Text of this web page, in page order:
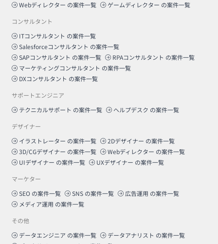
Webディレクター の案件一覧 ゲームディレクター の案件一覧
コンサルタント
ITコンサルタント の案件一覧
Salesforceコンサルタント の案件一覧
SAPコンサルタント の案件一覧 RPAコンサルタント の案件一覧
マーケティングコンサルタント の案件一覧
DXコンサルタント の案件一覧
サポートエンジニア
テクニカルサポート の案件一覧 ヘルプデスク の案件一覧
デザイナー
イラストレーター の案件一覧 2Dデザイナー の案件一覧
3D/CGデザイナー の案件一覧 Webディレクター の案件一覧
UIデザイナー の案件一覧 UXデザイナー の案件一覧
マーケター
SEO の案件一覧 SNS の案件一覧 広告運用 の案件一覧
メディア運用 の案件一覧
その他
データエンジニア の案件一覧 データアナリスト の案件一覧